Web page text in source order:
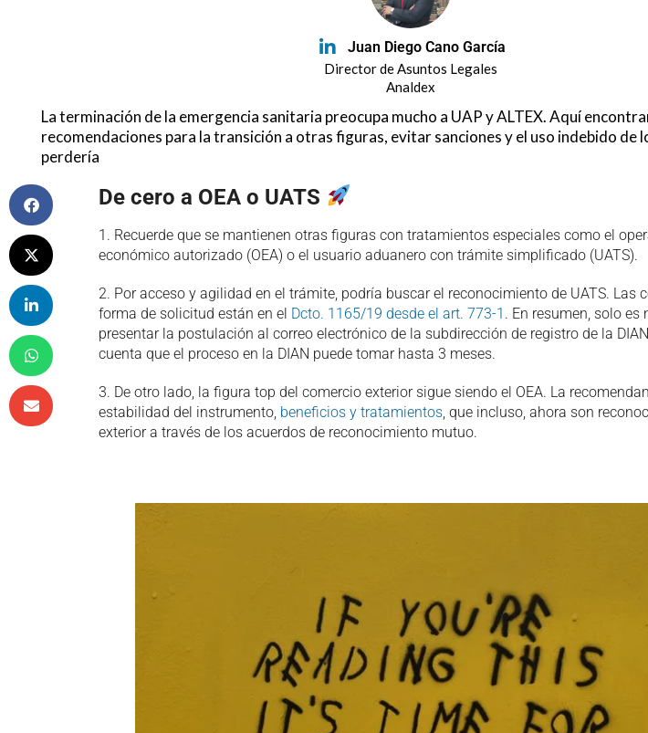
Juan Diego Cano García
Director de Asuntos Legales
Analdex
La terminación de la emergencia sanitaria preocupa mucho a UAP y ALTEX. Aquí
recomendaciones para la transición a otras figuras, evitar sanciones y el uso indebido de
perdería
De cero a OEA o UATS
1. Recuerde que se mantienen otras figuras con tratamientos especiales como el
económico autorizado (OEA) o el usuario aduanero con trámite simplificado (UATS).
2. Por acceso y agilidad en el trámite, podría buscar el reconocimiento de UATS. Las
forma de solicitud están en el Dcto. 1165/19 desde el art. 773-1 . En resumen, solo es
presentar la postulación al correo electrónico de la subdirección de registro de la
cuenta que el proceso en la DIAN puede tomar hasta 3 meses.
3. De otro lado, la figura top del comercio exterior sigue siendo el OEA. La
estabilidad del instrumento, beneficios y tratamientos , que incluso, ahora son
exterior a través de los acuerdos de reconocimiento mutuo.